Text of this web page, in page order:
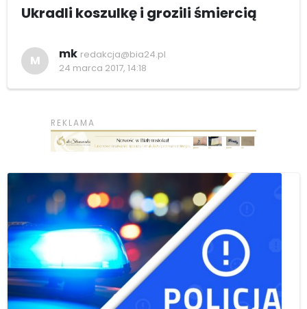
Ukradli koszulkę i grozili śmiercią
M mk redakcja@bia24.pl
24 marca 2017, 14:18